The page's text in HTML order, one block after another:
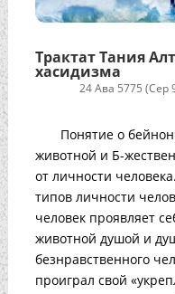
Трактат Тания
хасидизма
24 Ава 5775 (Сер
Понятие о
животной и Б-
от личности
типов личности
человек проявляет
животной душой и
безнравственного
проиграл свой